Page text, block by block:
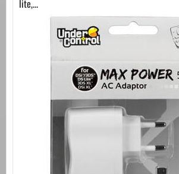
lite,...